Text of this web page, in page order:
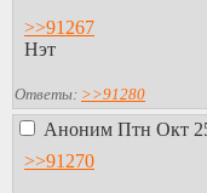
>>91267
Нэт
Ответы: >>91280
Аноним Птн Окт
>>91270